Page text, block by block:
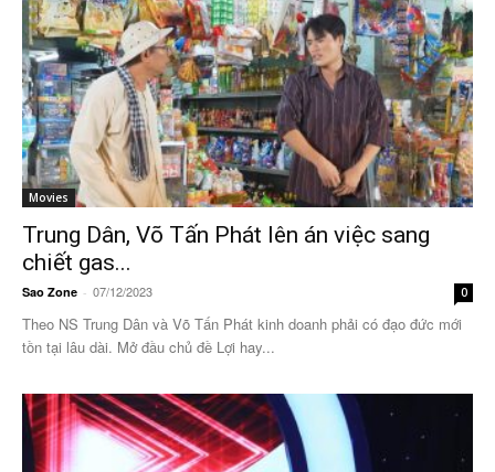
Movies
Trung Dân, Võ Tấn Phát lên án việc sang
chiết gas...
Sao Zone - 07/12/2023 0
Theo NS Trung Dân và Võ Tấn Phát kinh doanh phải có đạo đức mới
tồn tại lâu dài. Mở đầu chủ đề Lợi hay...